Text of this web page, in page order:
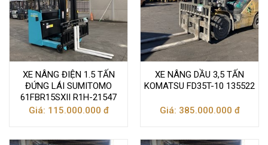
XE NÂNG ĐIỆN 1.5 TẤN
ĐỨNG LÁI SUMITOMO
61FBR15SXII R1H-21547
Giá: 115.000.000 đ
XE NÂNG DẦU 3,5 TẤN
KOMATSU FD35T-10 135522
Giá: 385.000.000 đ